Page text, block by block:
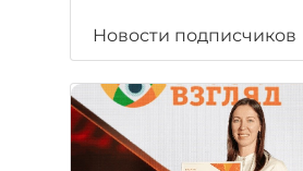
Новости подписчиков